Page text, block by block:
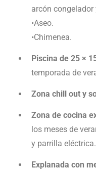
arcón congelador
•Aseo.
•Chimenea.
Piscina de 25 ×
temporada de
Zona chill out y
Zona de cocina
los meses de
y parrilla eléctrica.
Explanada con